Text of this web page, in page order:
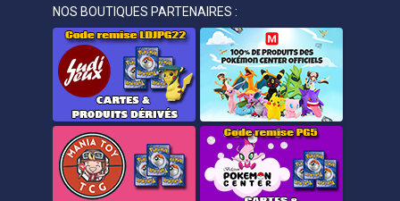
NOS BOUTIQUES PARTENAIRES :